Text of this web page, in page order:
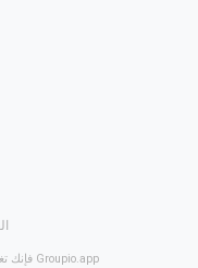
بالنقر على الزر أو استخدام رمز QR فإنك تغادر Groupio.app